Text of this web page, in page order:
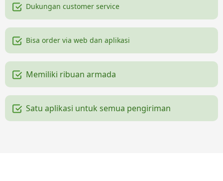
Dukungan customer service
Bisa order via web dan aplikasi
Memiliki ribuan armada
Satu aplikasi untuk semua pengiriman